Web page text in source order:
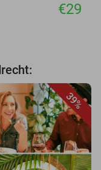
€29
39%